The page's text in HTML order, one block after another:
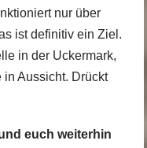
nur über
ist definitiv ein Ziel.
in der Uckermark,
Aussicht. Drückt
euch weiterhin